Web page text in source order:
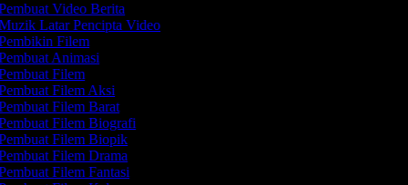
Video Berita
Latar Pencipta Video
Filem
Animasi
Filem
Filem Aksi
Filem Barat
Filem Biografi
Filem Biopik
Filem Drama
Filem Fantasi